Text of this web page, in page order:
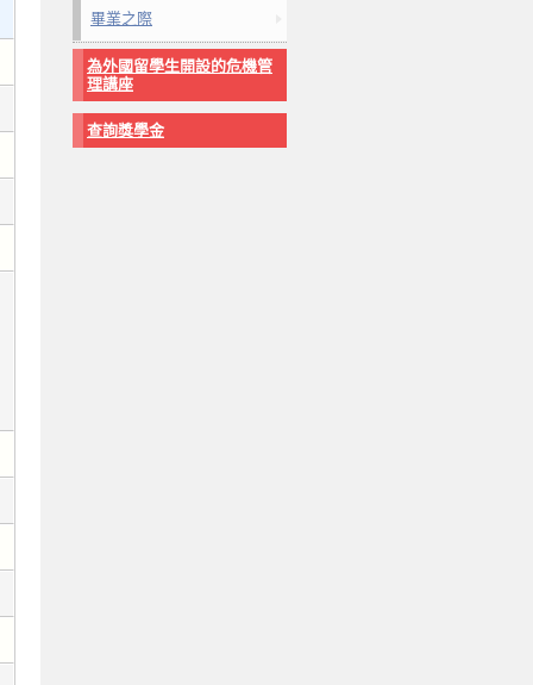
畢業之際
為外國留學生開設的危機管
理講座
查詢獎學金